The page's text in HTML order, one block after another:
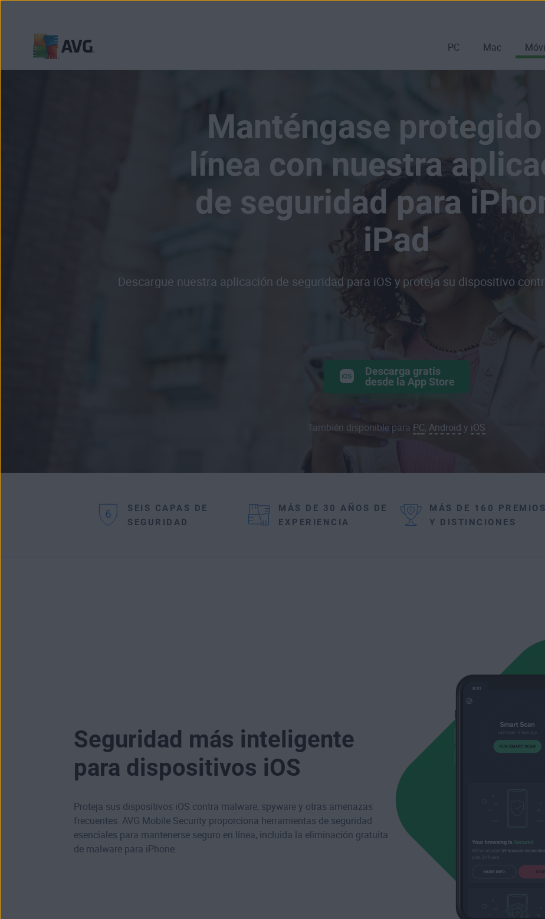
PC Mac
Manténgase
línea con nuestra
de seguridad para
iPad
Descargue nuestra aplicación de seguridad para iOS y proteja su dispositivo
Descarga gratis
desde la App Store
También disponible para PC, Android y iOS
SEIS CAPAS DE
SEGURIDAD
MÁS DE 30 AÑOS DE
EXPERIENCIA
MÁS DE 160 PREMIOS
Y DISTINCIONES
Seguridad más inteligente
para dispositivos iOS
Proteja sus dispositivos iOS contra malware, spyware y otras amenazas
frecuentes. AVG Mobile Security proporciona herramientas de seguridad
esenciales para mantenerse seguro en línea, incluida la eliminación gratuita
de malware para iPhone